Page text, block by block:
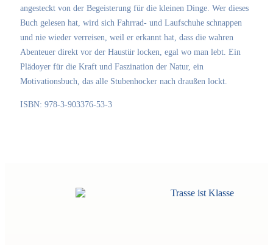
angesteckt von der Begeisterung für die kleinen Dinge. Wer dieses
Buch gelesen hat, wird sich Fahrrad- und Laufschuhe schnappen
und nie wieder verreisen, weil er erkannt hat, dass die wahren
Abenteuer direkt vor der Haustür locken, egal wo man lebt. Ein
Plädoyer für die Kraft und Faszination der Natur, ein
Motivationsbuch, das alle Stubenhocker nach draußen lockt.
ISBN: 978-3-903376-53-3